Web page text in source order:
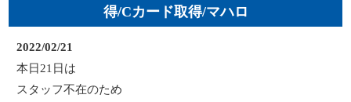
得/Cカード取得/マハロ
2022/02/21
本日21日は
スタッフ不在のため